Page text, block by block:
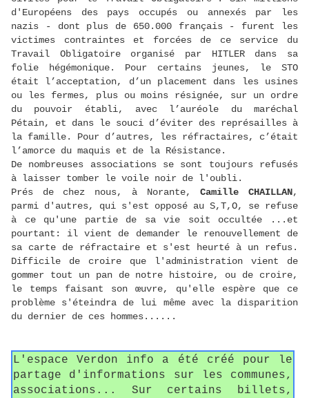
d'Européens des pays occupés ou annexés par les
nazis - dont plus de 650.000 français - furent les
victimes contraintes et forcées de ce service du
Travail Obligatoire organisé par HITLER dans sa
folie hégémonique. Pour certains jeunes, le STO
était l’acceptation, d’un placement dans les usines
ou les fermes, plus ou moins résignée, sur un ordre
du pouvoir établi, avec l’auréole du maréchal
Pétain, et dans le souci d’éviter des représailles à
la famille. Pour d’autres, les réfractaires, c’était
l’amorce du maquis et de la Résistance.
De nombreuses associations se sont toujours refusés
à laisser tomber le voile noir de l'oubli.
Prés de chez nous, à Norante,Camille CHAILLAN,
parmi d'autres, qui s'est opposé au S,T,O, se refuse
à ce qu'une partie de sa vie soit occultée ...et
pourtant: il vient de demander le renouvellement de
sa carte de réfractaire et s'est heurté à un refus.
Difficile de croire que l'administration vient de
gommer tout un pan de notre histoire, ou de croire,
le temps faisant son œuvre, qu'elle espère que ce
problème s'éteindra de lui même avec la disparition
du dernier de ces hommes......
L'espace Verdon info a été créé pour le
partage d'informations sur les communes,
associations... Sur certains billets,